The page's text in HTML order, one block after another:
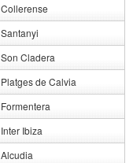
Collerense
Santanyi
Son Cladera
Platges de Calvia
Formentera
Inter Ibiza
Alcudia